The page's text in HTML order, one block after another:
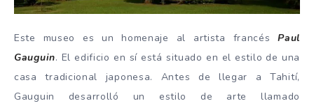
Este museo es un homenaje al artista francésPaul
Gauguin. El edificio en sí está situado en el estilo de una
casa tradicional japonesa. Antes de llegar a Tahití,
Gauguin desarrolló un estilo de arte llamado